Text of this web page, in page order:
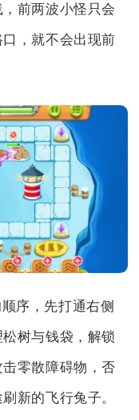
前两波小怪只会
，就不会出现前
序，先打通右侧
树与钱袋，解锁
零散障碍物，否
新的飞行兔子。